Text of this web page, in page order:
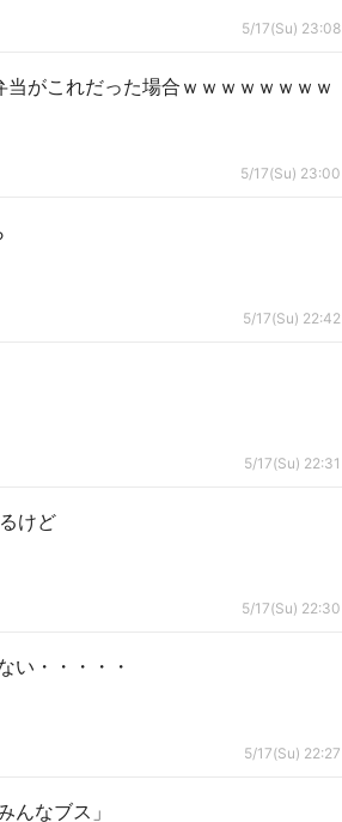
5/17(Su) 23:08
当がこれだった場合ｗｗｗｗｗｗｗｗ
5/17(Su) 23:00
5/17(Su) 22:42
5/17(Su) 22:31
けど
5/17(Su) 22:30
い・・・・・
5/17(Su) 22:27
んなブス」